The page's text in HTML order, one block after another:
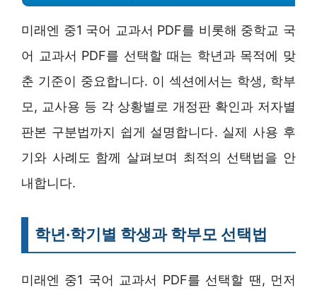
미래엔 중1 국어 교과서 PDF를 비롯해 중학교 국
어 교과서 PDF를 선택할 때는 학년과 목적에 맞
춘 기준이 중요합니다. 이 섹션에서는 학생, 학부
모, 교사용 등 각 상황별로 개정판 확인과 저자별
판본 구분법까지 쉽게 설명합니다. 실제 사용 후
기와 사례도 함께 살펴보며 최적의 선택법을 안
내합니다.
학년·학기별 학생과 학부모 선택법
미래엔 중1 국어 교과서 PDF를 선택할 땐, 먼저